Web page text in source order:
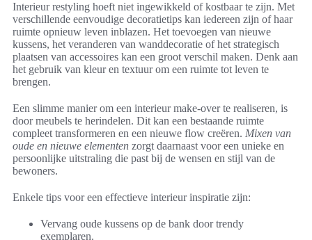
Interieur restyling hoeft niet ingewikkeld of kostbaar te zijn. Met
verschillende eenvoudige decoratietips kan iedereen zijn of haar
ruimte opnieuw leven inblazen. Het toevoegen van nieuwe
kussens, het veranderen van wanddecoratie of het strategisch
plaatsen van accessoires kan een groot verschil maken. Denk aan
het gebruik van kleur en textuur om een ruimte tot leven te
brengen.
Een slimme manier om een interieur make-over te realiseren, is
door meubels te herindelen. Dit kan een bestaande ruimte
compleet transformeren en een nieuwe flow creëren. Mixen van
oude en nieuwe elementen zorgt daarnaast voor een unieke en
persoonlijke uitstraling die past bij de wensen en stijl van de
bewoners.
Enkele tips voor een effectieve interieur inspiratie zijn:
Vervang oude kussens op de bank door trendy
exemplaren.